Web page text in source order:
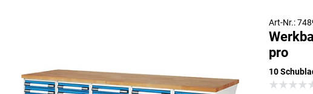
Art-Nr.:
pro
10